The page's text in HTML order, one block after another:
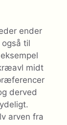
ender
til
midt
derved
arven fra